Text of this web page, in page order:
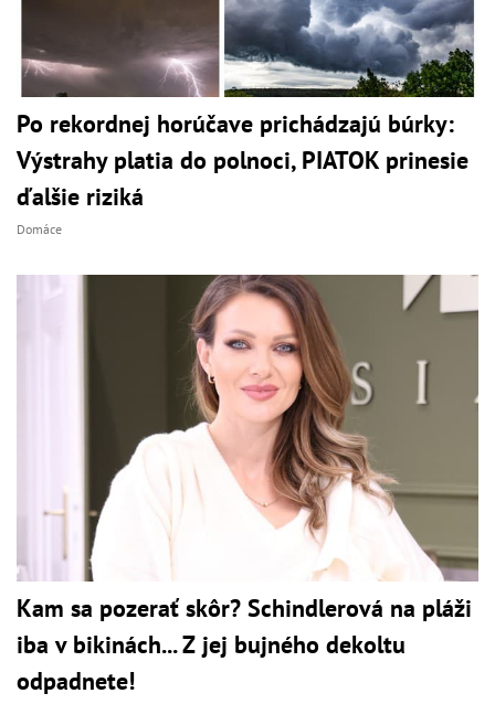
Po rekordnej horúčave prichádzajú búrky:
Výstrahy platia do polnoci, PIATOK prinesie
ďalšie riziká
Domáce
Kam sa pozerať skôr? Schindlerová na pláži
iba v bikinách... Z jej bujného dekoltu
odpadnete!